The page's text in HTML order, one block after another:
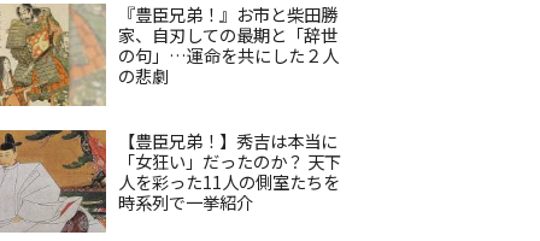
『豊臣兄弟！』お市と柴田勝
家、自刃しての最期と「辞世
の句」…運命を共にした２人
の悲劇
【豊臣兄弟！】秀吉は本当に
「女狂い」だったのか？ 天下
人を彩った11人の側室たちを
時系列で一挙紹介